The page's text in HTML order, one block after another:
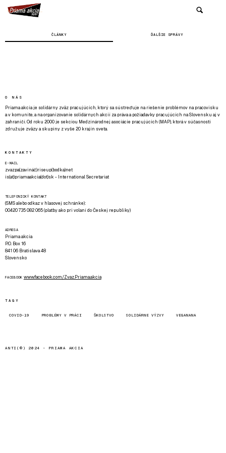
ČLÁNKY ĎALŠIE SPRÁVY
O NÁS
Priama akcia je solidárny zväz pracujúcich, ktorý sa sústreďuje na riešenie problémov na pracovisku
a v komunite, a na organizovanie solidárnych akcií za práva a požiadavky pracujúcich na Slovensku aj v
zahraničí. Od roku 2000 je sekciou Medzinárodnej asociácie pracujúcich (MAP), ktorá v súčasnosti
združuje zväzy a skupiny z vyše 20 krajín sveta.
KONTAKTY
E-MAIL
zvazpa(zavináč)riseup(bodka)net
is(at)priamaakcia(dot)sk - International Secretariat
TELEFONICKÝ KONTAKT
(SMS alebo odkaz v hlasovej schránke):
00420 735 082 065 (platby ako pri volaní do Českej republiky)
ADRESA
Priama akcia
P.O. Box 16
841 06 Bratislava 48
Slovensko
FACEBOOK www.facebook.com/Zvaz.Priama.akcia
TAGY
COVID-19 PROBLÉMY V PRÁCI ŠKOLSTVO SOLIDÁRNE VÝZVY VEGANANA
ANTI(©) 2024 - PRIAMA AKCIA